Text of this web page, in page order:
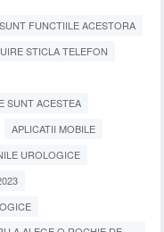
FUNCTIILE ACESTORA
STICLA TELEFON
SUNT ACESTEA
APLICATII MOBILE
UROLOGICE